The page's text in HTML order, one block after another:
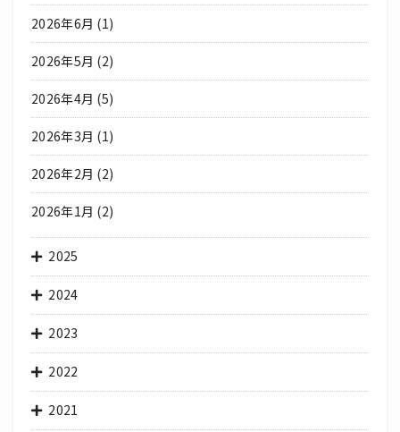
2026年6月 (1)
2026年5月 (2)
2026年4月 (5)
2026年3月 (1)
2026年2月 (2)
2026年1月 (2)
2025
2024
2023
2022
2021